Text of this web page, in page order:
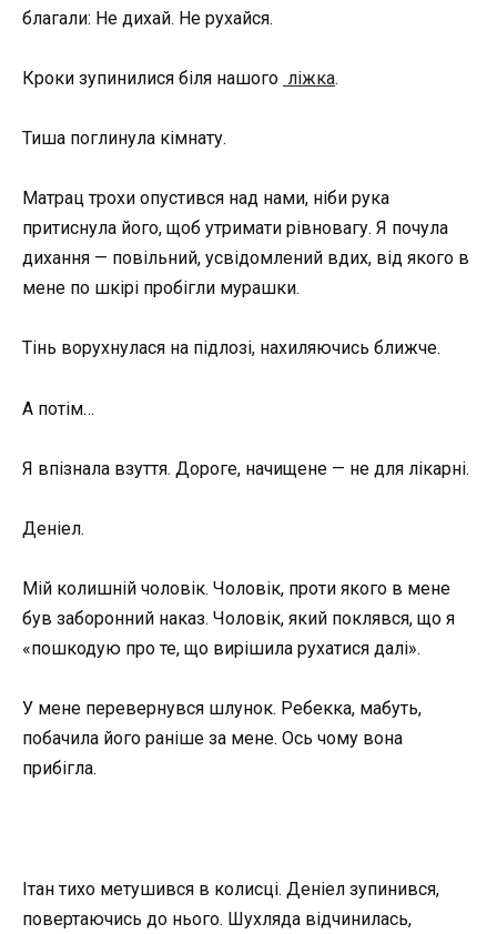
благали: Не дихай. Не рухайся.
Кроки зупинилися біля нашого ліжка.
Тиша поглинула кімнату.
Матрац трохи опустився над нами, ніби рука
притиснула його, щоб утримати рівновагу. Я почула
дихання — повільний, усвідомлений вдих, від якого в
мене по шкірі пробігли мурашки.
Тінь ворухнулася на підлозі, нахиляючись ближче.
А потім…
Я впізнала взуття. Дороге, начищене — не для лікарні.
Деніел.
Мій колишній чоловік. Чоловік, проти якого в мене
був заборонний наказ. Чоловік, який поклявся, що я
«пошкодую про те, що вирішила рухатися далі».
У мене перевернувся шлунок. Ребекка, мабуть,
побачила його раніше за мене. Ось чому вона
прибігла.
Ітан тихо метушився в колисці. Деніел зупинився,
повертаючись до нього. Шухляда відчинилась,